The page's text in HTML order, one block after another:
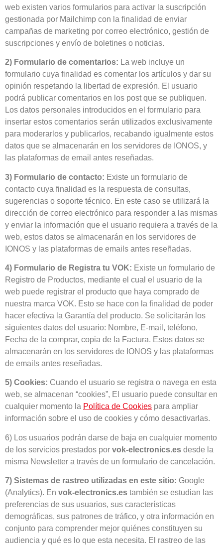
web existen varios formularios para activar la suscripción
gestionada por Mailchimp con la finalidad de enviar
campañas de marketing por correo electrónico, gestión de
suscripciones y envío de boletines o noticias.
2) Formulario de comentarios: La web incluye un
formulario cuya finalidad es comentar los artículos y dar su
opinión respetando la libertad de expresión. El usuario
podrá publicar comentarios en los post que se publiquen.
Los datos personales introducidos en el formulario para
insertar estos comentarios serán utilizados exclusivamente
para moderarlos y publicarlos, recabando igualmente estos
datos que se almacenarán en los servidores de IONOS, y
las plataformas de email antes reseñadas.
3) Formulario de contacto: Existe un formulario de
contacto cuya finalidad es la respuesta de consultas,
sugerencias o soporte técnico. En este caso se utilizará la
dirección de correo electrónico para responder a las mismas
y enviar la información que el usuario requiera a través de la
web, estos datos se almacenarán en los servidores de
IONOS y las plataformas de emails antes reseñadas.
4) Formulario de Registra tu VOK: Existe un formulario de
Registro de Productos, mediante el cual el usuario de la
web puede registrar el producto que haya comprado de
nuestra marca VOK. Esto se hace con la finalidad de poder
hacer efectiva la Garantía del producto. Se solicitarán los
siguientes datos del usuario: Nombre, E-mail, teléfono,
Fecha de la comprar, copia de la Factura. Estos datos se
almacenarán en los servidores de IONOS y las plataformas
de emails antes reseñadas.
5) Cookies: Cuando el usuario se registra o navega en esta
web, se almacenan “cookies”, El usuario puede consultar en
cualquier momento la Política de Cookies para ampliar
información sobre el uso de cookies y cómo desactivarlas.
6) Los usuarios podrán darse de baja en cualquier momento
de los servicios prestados por vok-electronics.es desde la
misma Newsletter a través de un formulario de cancelación.
7) Sistemas de rastreo utilizadas en este sitio: Google
(Analytics). En vok-electronics.es también se estudian las
preferencias de sus usuarios, sus características
demográficas, sus patrones de tráfico, y otra información en
conjunto para comprender mejor quiénes constituyen su
audiencia y qué es lo que esta necesita. El rastreo de las